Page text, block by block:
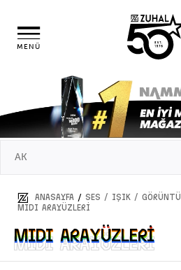
MENÜ
ANASAYFA / SES / IŞIK / GÖRÜNTÜ
MIDI ARAYÜZLERİ
MIDI ARAYÜZLERİ
MIDI ARAYÜZLERİ